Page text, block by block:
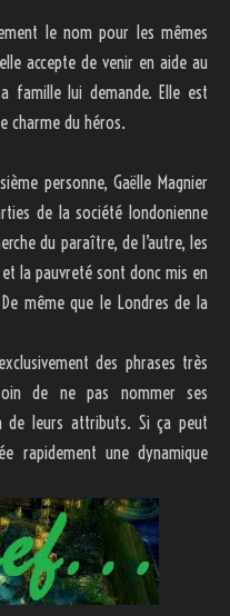
le nom pour les mêmes
accepte de venir en aide au
famille lui demande. Elle est
charme du héros.
personne, Gaëlle Magnier
de la société londonienne
du paraître, de l’autre, les
la pauvreté sont donc mis en
même que le Londres de la
des phrases très
de ne pas nommer ses
de leurs attributs. Si ça peut
rapidement une dynamique